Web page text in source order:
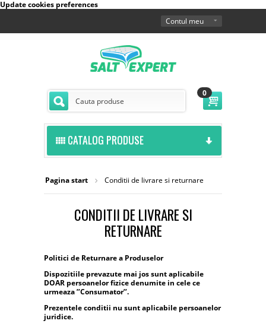
Update cookies preferences
Contul meu
0
CATALOG PRODUSE
Pagina start Conditii de livrare si returnare
CONDITII DE LIVRARE SI
RETURNARE
Politici de Returnare a Produselor
Dispozitiile prevazute mai jos sunt aplicabile
DOAR persoanelor fizice denumite in cele ce
urmeaza ’’Consumator’’.
Prezentele conditii nu sunt aplicabile persoanelor
juridice.